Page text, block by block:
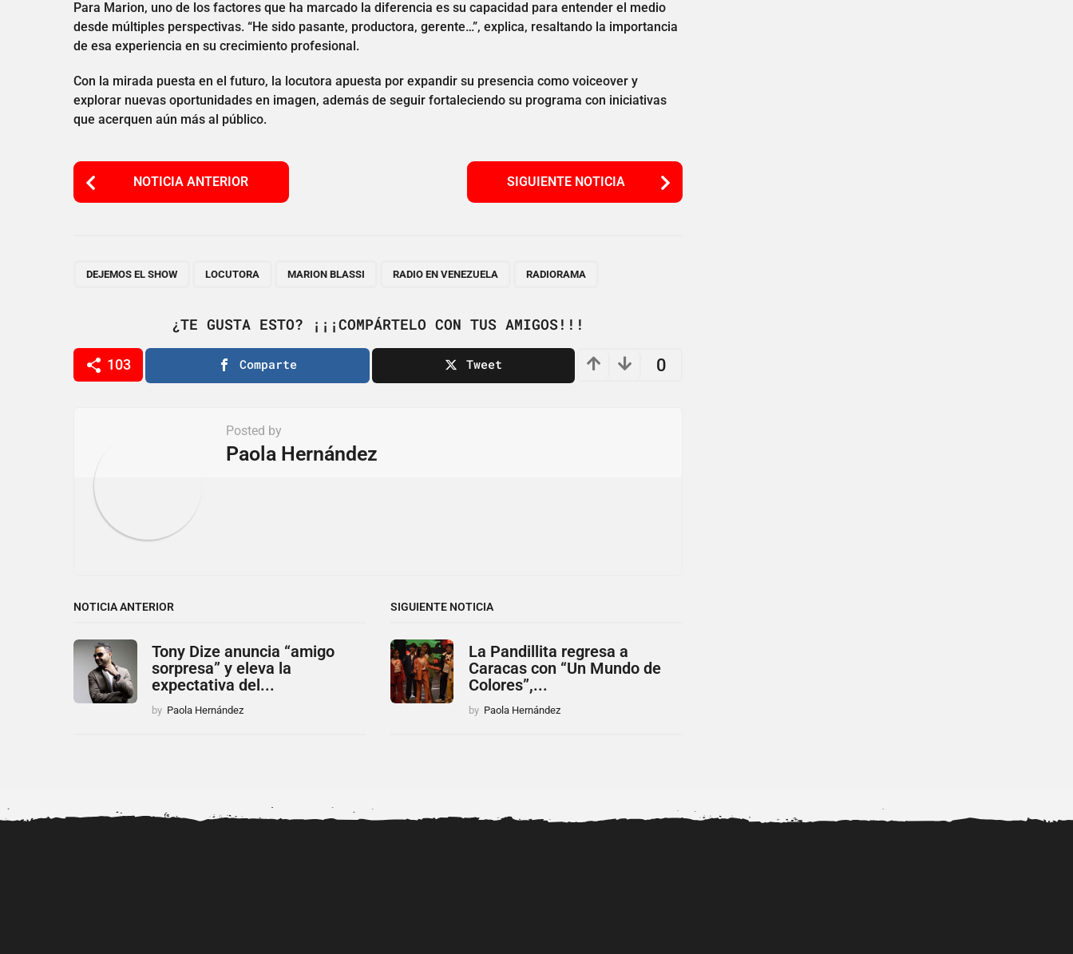
Para Marion, uno de los factores que ha marcado la diferencia es su capacidad para entender el medio
desde múltiples perspectivas. “He sido pasante, productora, gerente…”, explica, resaltando la importancia
de esa experiencia en su crecimiento profesional.
Con la mirada puesta en el futuro, la locutora apuesta por expandir su presencia como voiceover y
explorar nuevas oportunidades en imagen, además de seguir fortaleciendo su programa con iniciativas
que acerquen aún más al público.
P
o
P
i
n
NOTICIA ANTERIOR SIGUIENTE NOTICIA
DEJEMOS EL SHOW LOCUTORA MARION BLASSI RADIO EN VENEZUELA RADIORAMA
¿TE GUSTA ESTO? ¡¡¡COMPÁRTELO CON TUS AMIGOS!!!
103 0
Comparte Tweet
Posted by
Paola Hernández
NOTICIA ANTERIOR
Tony Dize anuncia “amigo
sorpresa” y eleva la
expectativa del...
by Paola Hernández
SIGUIENTE NOTICIA
La Pandillita regresa a
Caracas con “Un Mundo de
Colores”,...
by Paola Hernández